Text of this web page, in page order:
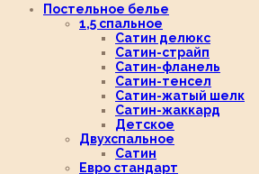
Постельное белье
1,5 спальное
Сатин делюкс
Сатин-страйп
Сатин-фланель
Сатин-тенсел
Сатин-жатый шелк
Сатин-жаккард
Детское
Двухспальное
Сатин
Евро стандарт